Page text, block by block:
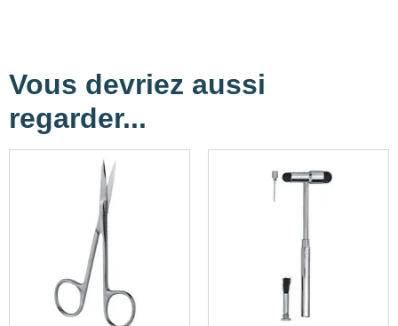
Vous devriez aussi
regarder...